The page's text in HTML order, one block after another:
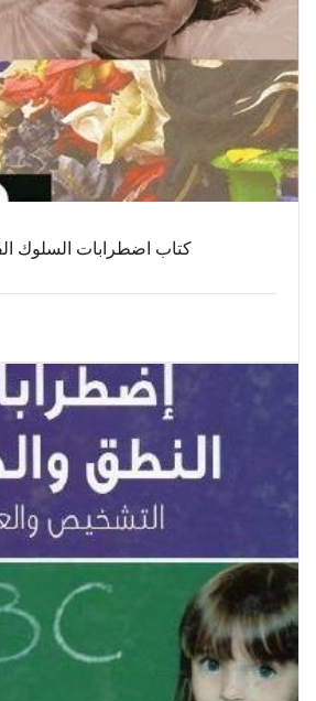
كتاب اضطرابات السلوك